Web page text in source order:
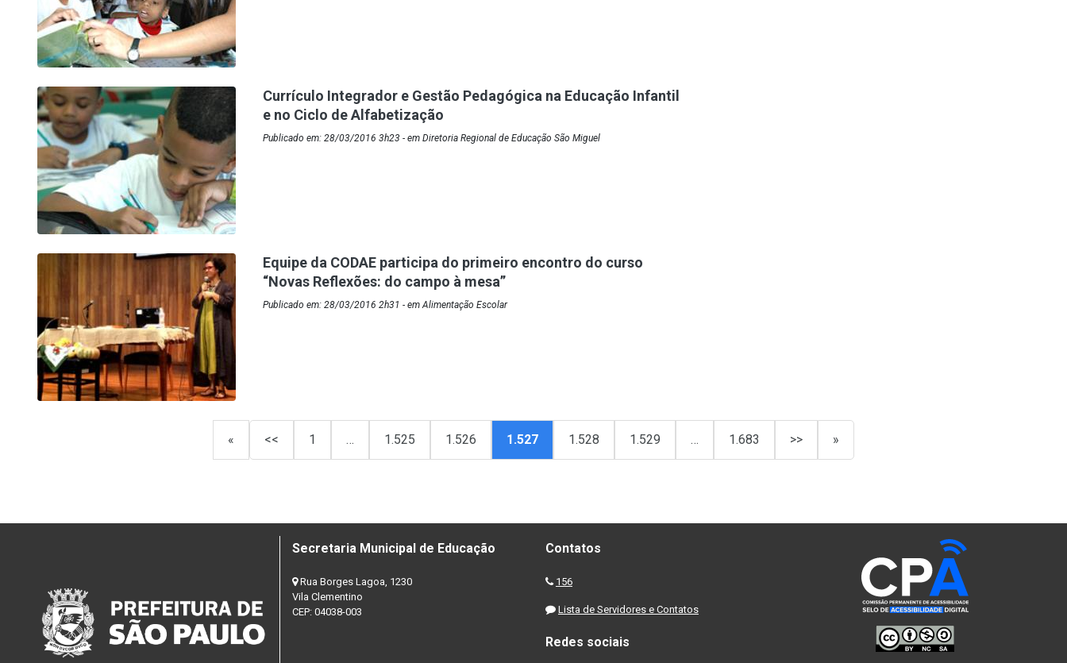
Currículo Integrador e Gestão Pedagógica na Educação Infantil
e no Ciclo de Alfabetização
Publicado em: 28/03/2016 3h23 - em Diretoria Regional de Educação São Miguel
Equipe da CODAE participa do primeiro encontro do curso
“Novas Reflexões: do campo à mesa”
Publicado em: 28/03/2016 2h31 - em Alimentação Escolar
« << 1 … 1.525 1.526 1.527 1.528 1.529 … 1.683 >> »
Secretaria Municipal de Educação
Rua Borges Lagoa, 1230
Vila Clementino
CEP: 04038-003
Contatos
156
Lista de Servidores e Contatos
Redes sociais